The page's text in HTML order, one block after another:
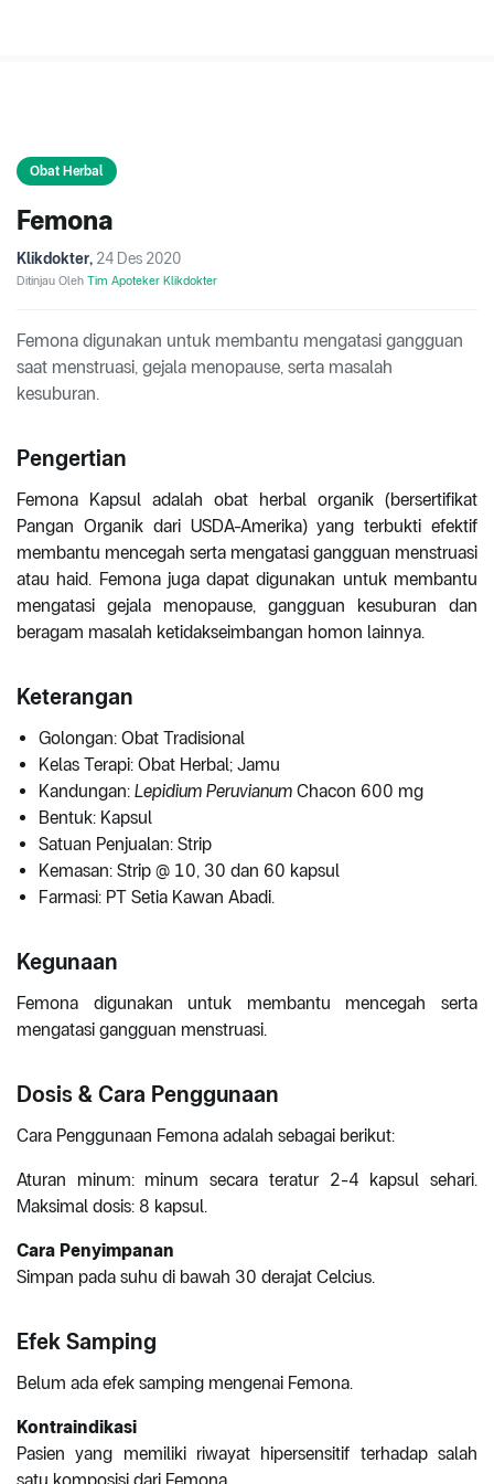
Obat Herbal
Femona
Klikdokter, 24 Des 2020
Ditinjau Oleh Tim Apoteker Klikdokter
Femona digunakan untuk membantu mengatasi gangguan
saat menstruasi, gejala menopause, serta masalah
kesuburan.
Pengertian
Femona Kapsul adalah obat herbal organik (bersertifikat
Pangan Organik dari USDA-Amerika) yang terbukti efektif
membantu mencegah serta mengatasi gangguan menstruasi
atau haid. Femona juga dapat digunakan untuk membantu
mengatasi gejala menopause, gangguan kesuburan dan
beragam masalah ketidakseimbangan homon lainnya.
Keterangan
Golongan: Obat Tradisional
Kelas Terapi: Obat Herbal; Jamu
Kandungan: Lepidium Peruvianum Chacon 600 mg
Bentuk: Kapsul
Satuan Penjualan: Strip
Kemasan: Strip @ 10, 30 dan 60 kapsul
Farmasi: PT Setia Kawan Abadi.
Kegunaan
Femona digunakan untuk membantu mencegah serta
mengatasi gangguan menstruasi.
Dosis & Cara Penggunaan
Cara Penggunaan Femona adalah sebagai berikut:
Aturan minum: minum secara teratur 2-4 kapsul sehari.
Maksimal dosis: 8 kapsul.
Cara Penyimpanan
Simpan pada suhu di bawah 30 derajat Celcius.
Efek Samping
Belum ada efek samping mengenai Femona.
Kontraindikasi
Pasien yang memiliki riwayat hipersensitif terhadap salah